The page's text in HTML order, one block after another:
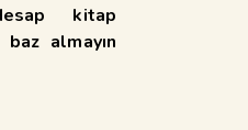
kitap
almayın